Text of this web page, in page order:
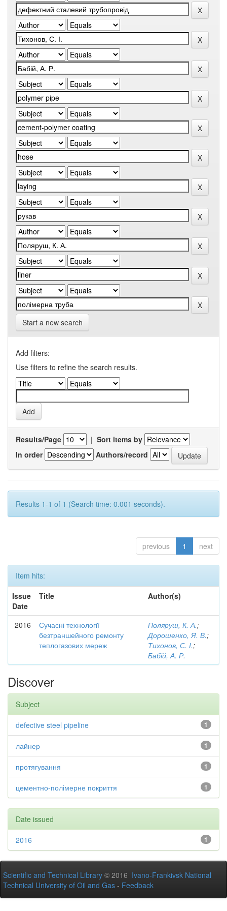
Start a new search
Add filters:
Use filters to refine the search results.
Results/Page | Sort items by
In order
Authors/record
Results 1-1 of 1 (Search time: 0.001 seconds).
previous 1 next
Item hits:
Issue
Date
Title Author(s)
2016
Сучасні технології
безтраншейного ремонту
теплогазових мереж
Поляруш, К. А.;
Дорошенко, Я. В.;
Тихонов, С. І.;
Бабій, А. Р.
Discover
Subject
1
defective steel pipeline
1
лайнер
1
протягування
1
цементно-полімерне покриття
Date issued
1
2016
Scientific and Technical Library © 2016 Ivano-Frankivsk National
Technical University of Oil and Gas - Feedback